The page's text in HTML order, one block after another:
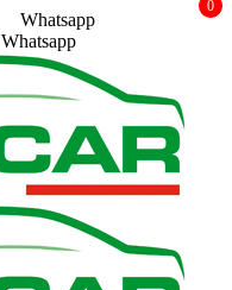
Whatsapp
Whatsapp
0